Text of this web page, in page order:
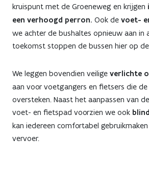
kruispunt met de Groeneweg en krijgen
een verhoogd perron. Ook de voet-
we achter de bushaltes opnieuw aan in
toekomst stoppen de bussen hier op
We leggen bovendien veilige verlichte
aan voor voetgangers en fietsers die
oversteken. Naast het aanpassen van
voet- en fietspad voorzien we ook
kan iedereen comfortabel
vervoer.